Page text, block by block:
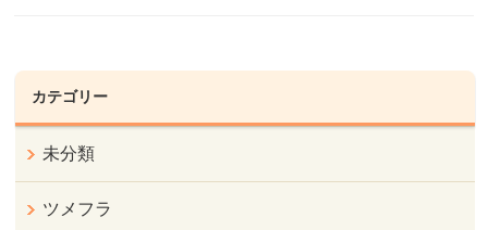
カテゴリー
未分類
ツメフラ